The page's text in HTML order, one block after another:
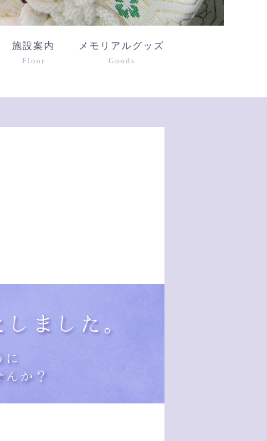
施設案内
Floor
メモリアルグッズ
Goods